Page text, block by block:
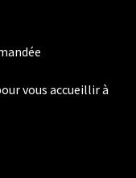
vous accueillir à